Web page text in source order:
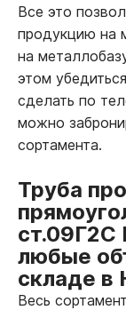
Все это
продукцию на
на
этом
сделать по
можно
сортамента.
Труба
любые
складе в
Весь